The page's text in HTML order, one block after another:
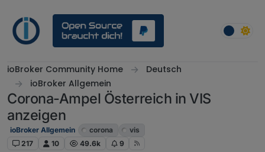
ioBroker Community Home
Deutsch
ioBroker Allgemein
Corona-Ampel Österreich in VIS
anzeigen
ioBroker Allgemein corona
vis
217
10 49.6k 9